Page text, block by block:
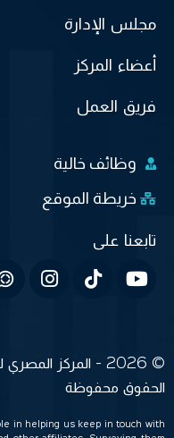
مجلس الإدارة
أعضاء المركز
فريق العمل
وظائف خالية
خريطة الموقع
الحقوق محفوظة
in helping us keep in touch with